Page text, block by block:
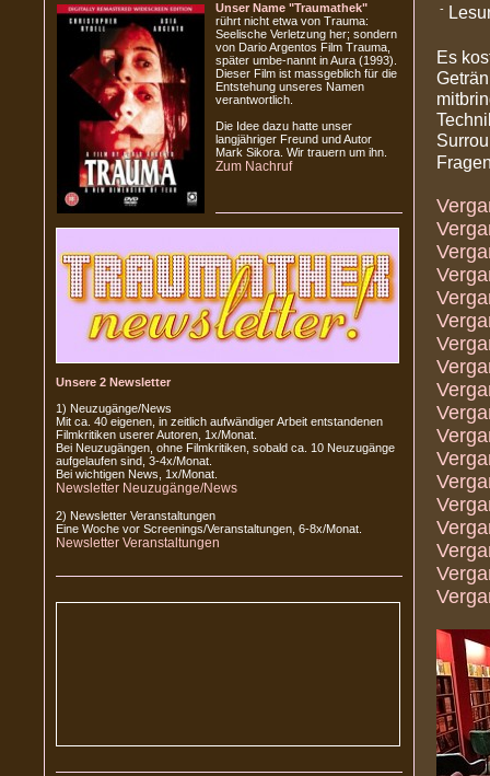
Unser Name "Traumathek"
rührt nicht etwa von Trauma:
Seelische Verletzung her; sondern
von Dario Argentos Film Trauma,
später umbe-nannt in Aura (1993).
Dieser Film ist massgeblich für die
Entstehung unseres Namen
verantwortlich.
Die Idee dazu hatte unser
langjähriger Freund und Autor
Mark Sikora. Wir trauern um ihn.
Zum Nachruf
Unsere 2 Newsletter
1) Neuzugänge/News
Mit ca. 40 eigenen, in zeitlich aufwändiger Arbeit entstandenen
Filmkritiken userer Autoren, 1x/Monat.
Bei Neuzugängen, ohne Filmkritiken, sobald ca. 10 Neuzugänge
aufgelaufen sind, 3-4x/Monat.
Bei wichtigen News, 1x/Monat.
Newsletter Neuzugänge/News
2) Newsletter Veranstaltungen
Eine Woche vor Screenings/Veranstaltungen, 6-8x/Monat.
Newsletter Veranstaltungen
-
Es